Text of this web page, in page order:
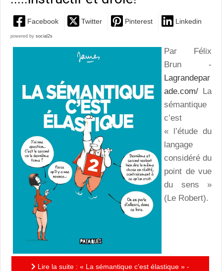
Facebook Twitter Pinterest Linkedin
powered by social2s
Par Félix
Brun -
Lagrandepar
ade.com/ La
sémantique
c’est
« l’étude du
langage
considéré du
point de vue
du sens »
(Le Robert).
Lire la suite : « La sémantique c’est élastique » -